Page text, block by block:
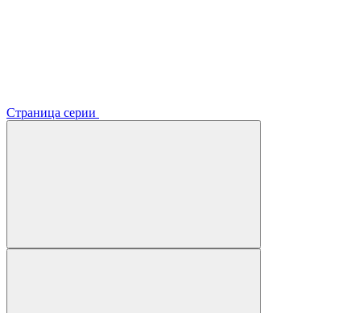
Страница серии